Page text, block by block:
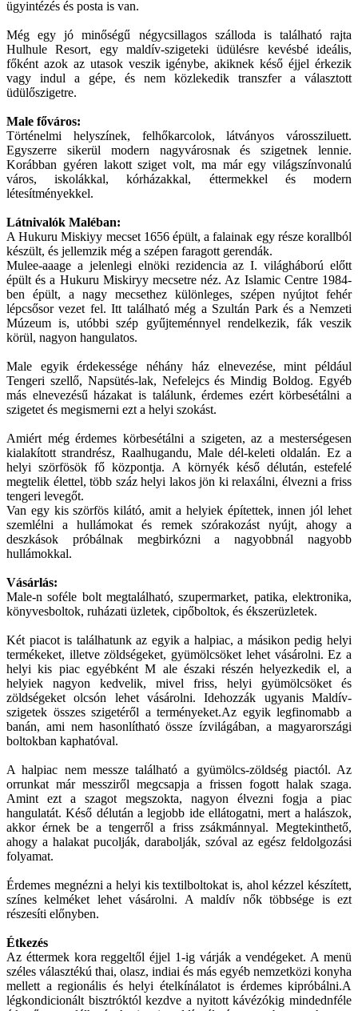
ügyintézés és posta is van.
Még egy jó minőségű négycsillagos szálloda is található rajta
Hulhule Resort, egy maldív-szigeteki üdülésre kevésbé ideális,
főként azok az utasok veszik igénybe, akiknek késő éjjel érkezik
vagy indul a gépe, és nem közlekedik transzfer a választott
üdülőszigetre.
Male főváros:
Történelmi helyszínek, felhőkarcolok, látványos várossziluett.
Egyszerre sikerül modern nagyvárosnak és szigetnek lennie.
Korábban gyéren lakott sziget volt, ma már egy világszínvonalú
város, iskolákkal, kórházakkal, éttermekkel és modern
létesítményekkel.
Látnivalók Maléban:
A Hukuru Miskiyy mecset 1656 épült, a falainak egy része korallból
készült, és jellemzik még a szépen faragott gerendák.
Mulee-aaage a jelenlegi elnöki rezidencia az I. világháború előtt
épült és a Hukuru Miskiryy mecsetre néz. Az Islamic Centre 1984-
ben épült, a nagy mecsethez különleges, szépen nyújtot fehér
lépcsősor vezet fel. Itt található még a Szultán Park és a Nemzeti
Múzeum is, utóbbi szép gyűjteménnyel rendelkezik, fák veszik
körül, nagyon hangulatos.
Male egyik érdekessége néhány ház elnevezése, mint például
Tengeri szellő, Napsütés-lak, Nefelejcs és Mindig Boldog. Egyéb
más elnevezésű házakat is találunk, érdemes ezért körbesétálni a
szigetet és megismerni ezt a helyi szokást.
Amiért még érdemes körbesétálni a szigeten, az a mesterségesen
kialakított strandrész, Raalhugandu, Male dél-keleti oldalán. Ez a
helyi szörfösök fő központja. A környék késő délután, estefelé
megtelik élettel, több száz helyi lakos jön ki relaxálni, élvezni a friss
tengeri levegőt.
Van egy kis szörfös kilátó, amit a helyiek építettek, innen jól lehet
szemlélni a hullámokat és remek szórakozást nyújt, ahogy a
deszkások próbálnak megbirkózni a nagyobbnál nagyobb
hullámokkal.
Vásárlás:
Male-n soféle bolt megtalálható, szupermarket, patika, elektronika,
könyvesboltok, ruházati üzletek, cipőboltok, és ékszerüzletek.
Két piacot is találhatunk az egyik a halpiac, a másikon pedig helyi
termékeket, illetve zöldségeket, gyümölcsöket lehet vásárolni. Ez a
helyi kis piac egyébként M ale északi részén helyezkedik el, a
helyiek nagyon kedvelik, mivel friss, helyi gyümölcsöket és
zöldségeket olcsón lehet vásárolni. Idehozzák ugyanis Maldív-
szigetek összes szigetéről a terményeket.Az egyik legfinomabb a
banán, ami nem hasonlítható össze ízvilágában, a magyarországi
boltokban kaphatóval.
A halpiac nem messze található a gyümölcs-zöldség piactól. Az
orrunkat már messziről megcsapja a frissen fogott halak szaga.
Amint ezt a szagot megszokta, nagyon élvezni fogja a piac
hangulatát. Késő délután a legjobb ide ellátogatni, mert a halászok,
akkor érnek be a tengerről a friss zsákmánnyal. Megtekinthető,
ahogy a halakat pucolják, darabolják, szóval az egész feldolgozási
folyamat.
Érdemes megnézni a helyi kis textilboltokat is, ahol kézzel készített,
színes kelméket lehet vásárolni. A maldív nők többsége is ezt
részesíti előnyben.
Étkezés
Az éttermek kora reggeltől éjjel 1-ig várják a vendégeket. A menü
széles választékú thai, olasz, indiai és más egyéb nemzetközi konyha
mellett a regionális és helyi ételkínálatot is érdemes kipróbálni.A
légkondicionált bisztróktól kezdve a nyitott kávézókig mindednféle